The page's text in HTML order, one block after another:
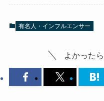
有名人・インフルエンサー
よかった